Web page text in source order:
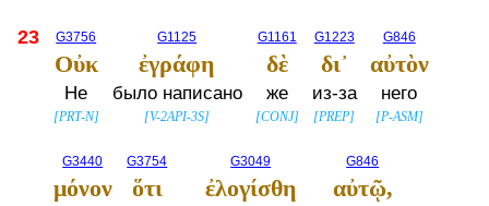
23 G3756
Οὐκ
Не
[PRT-N]
G1125
ἐγράφη
было написано
[V-2API-3S]
G1161
δὲ
же
[CONJ]
G1223
δι᾽
из-за
[PREP]
G846
αὐτὸν
него
[P-ASM]
G3440
μόνον
G3754
ὅτι
G3049
ἐλογίσθη
G846
αὐτῷ,